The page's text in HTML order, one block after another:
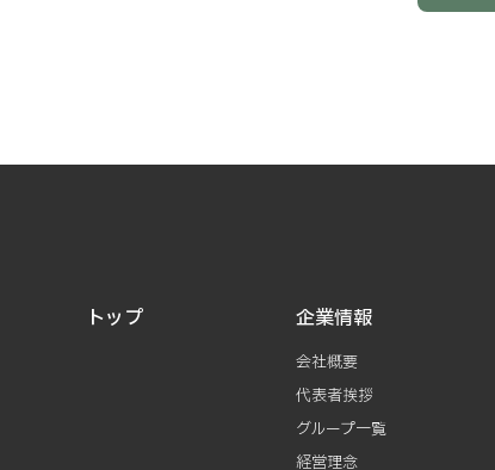
トップ 企業情報
会社概要
代表者挨拶
グループ一覧
経営理念